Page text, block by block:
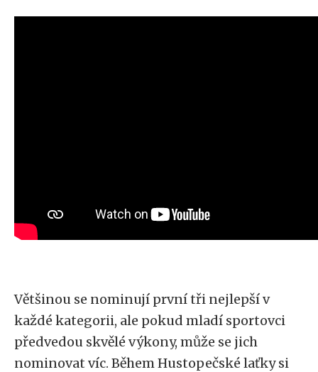
Většinou se nominují první tři nejlepší v
každé kategorii, ale pokud mladí sportovci
předvedou skvělé výkony, může se jich
nominovat víc. Během Hustopečské laťky si